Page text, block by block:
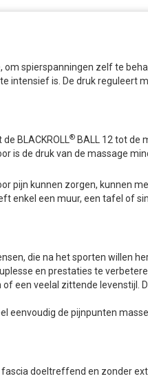
spierspanningen zelf te
intensief is. De druk reguleert
BLACKROLL ® BALL 12 tot de
is de druk van de massage
pijn kunnen zorgen, kunnen met
enkel een muur, een tafel of
die na het sporten willen
en prestaties te
een veelal zittende levenstijl.
eenvoudig de pijnpunten
doeltreffend en zonder